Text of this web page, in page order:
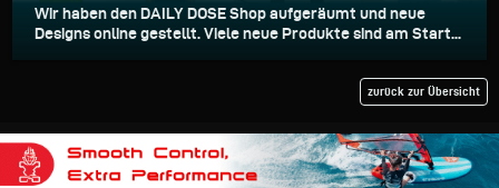
Wir haben den DAILY DOSE Shop aufgeräumt und neue
Designs online gestellt. Viele neue Produkte sind am Start...
zurück zur Übersicht